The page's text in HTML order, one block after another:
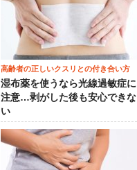
高齢者の正しいクスリとの付き合い方
湿布薬を使うなら光線過敏症に
注意…剥がした後も安心できな
い